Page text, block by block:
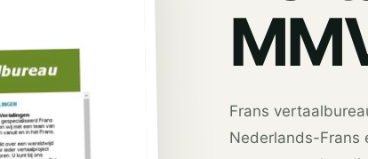
Frans
Nederlands-Frans